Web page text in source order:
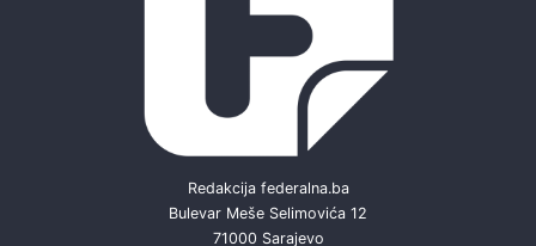
Redakcija federalna.ba
Bulevar Meše Selimovića 12
71000 Sarajevo